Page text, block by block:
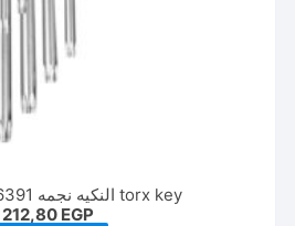
torx key النكيه نجمه tht106391 طويل
212,80 EGP